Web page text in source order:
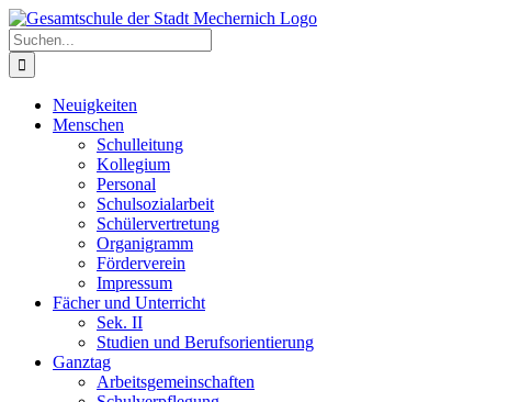
Zum
Inhalt
springen
Suche
nach:
Neuigkeiten
Menschen
Schulleitung
Kollegium
Personal
Schulsozialarbeit
Schülervertretung
Organigramm
Förderverein
Impressum
Fächer und Unterricht
Sek. II
Studien und Berufsorientierung
Ganztag
Arbeitsgemeinschaften